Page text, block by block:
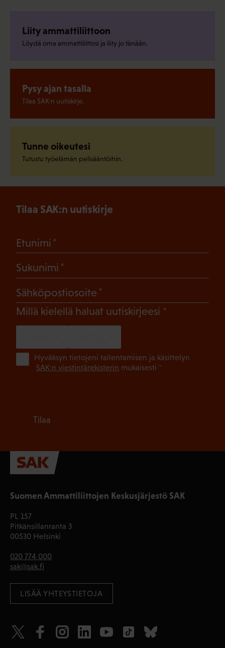
Liity ammattiliittoon
Löydä oma ammattiliittosi ja liity jo tänään.
Pysy ajan tasalla
Tilaa SAK:n uutiskirje.
Tunne oikeutesi
Tutustu työelämän pelisääntöihin.
Suomen Ammattiliittojen Keskusjärjestö SAK
PL 157
Pitkänsillanranta 3
00530 Helsinki
020 774 000
sak@sak.fi
LISÄÄ YHTEYSTIETOJA
Tilaa SAK:n uutiskirje
Etunimi
Sukunimi
Sähköpostiosoite
Millä kielellä haluat uutiskirjeesi (Pakollinen)
Hyväksyn tietojeni tallentamisen ja käsittelyn
SAK:n viestintärekisterin mukaisesti *
Tilaa